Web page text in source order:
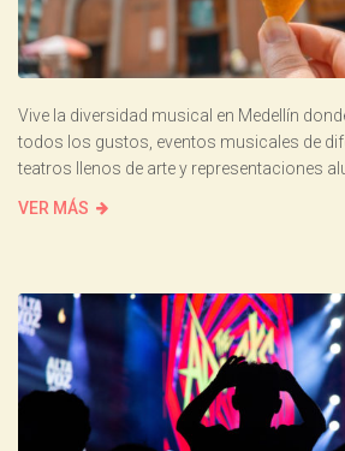
Vive la diversidad musical en Medellín
todos los gustos, eventos musicales de
teatros llenos de arte y representaciones
VER MÁS